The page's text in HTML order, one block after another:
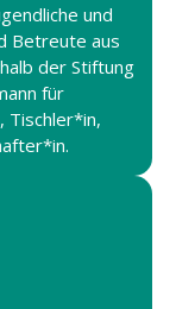
und
Betreute aus
der Stiftung
für
Tischler*in,